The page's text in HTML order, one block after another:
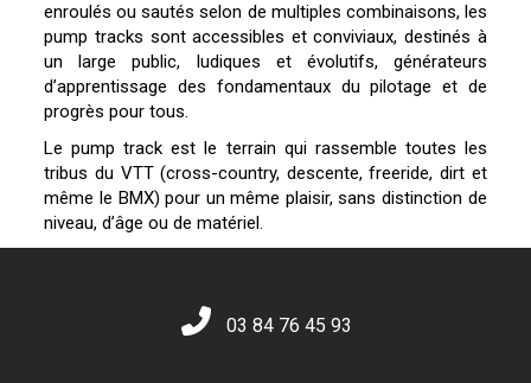
enroulés ou sautés selon de multiples combinaisons, les
pump tracks sont accessibles et conviviaux, destinés à
un large public, ludiques et évolutifs, générateurs
d’apprentissage des fondamentaux du pilotage et de
progrès pour tous.
Le pump track est le terrain qui rassemble toutes les
tribus du VTT (cross-country, descente, freeride, dirt et
même le BMX) pour un même plaisir, sans distinction de
niveau, d’âge ou de matériel.
03 84 76 45 93